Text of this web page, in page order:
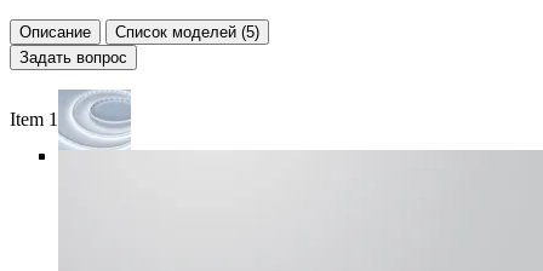
Описание
Список моделей (5)
Задать вопрос
Item 1 of 6